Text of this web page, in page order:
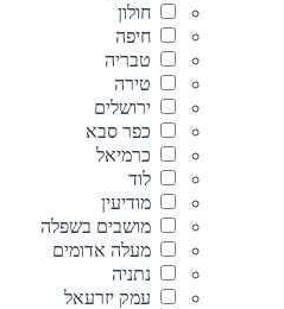
חולון
חיפה
טבריה
טירה
ירושלים
כפר סבא
כרמיאל
לוד
מודיעין
מושבים בשפלה
מעלה אדומים
נתניה
עמק יזרעאל